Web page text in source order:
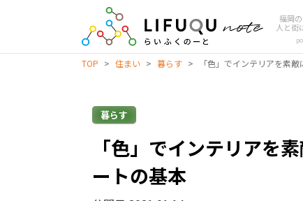
福岡
人と街
TOP > 住まい > 暮らす > 「色」でインテリアを素
暮らす
「色」でインテリアを
ートの基本